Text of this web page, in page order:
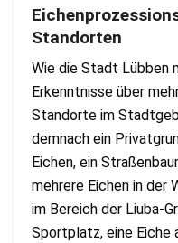
Standorten
Wie die Stadt Lübben
Erkenntnisse über
Standorte im
demnach ein
Eichen, ein
mehrere Eichen in der
im Bereich der Liuba-
Sportplatz, eine Eiche